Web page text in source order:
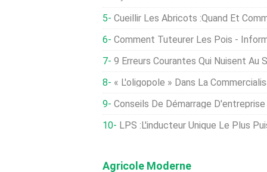
Cueillir Les Abricots :quand Et
Comment Tuteurer Les Pois - Informations
9 Erreurs Courantes Qui Nuisent Au
« L'oligopole » Dans La Commercialisation Du
Conseils De Démarrage D'entreprise
LPS :l'inducteur Unique Le Plus
Agricole Moderne